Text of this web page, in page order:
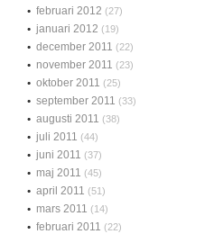
februari 2012 (27)
januari 2012 (19)
december 2011 (22)
november 2011 (23)
oktober 2011 (25)
september 2011 (33)
augusti 2011 (38)
juli 2011 (44)
juni 2011 (37)
maj 2011 (45)
april 2011 (51)
mars 2011 (14)
februari 2011 (22)